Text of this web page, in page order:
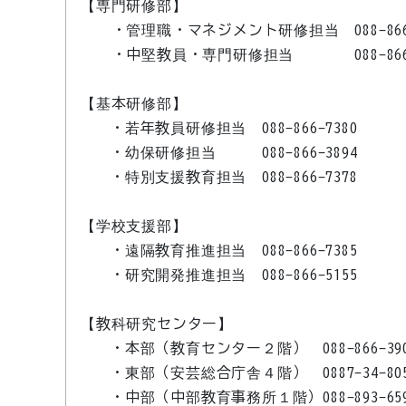
【専門研修部】
・管理職・マネジメント研修担当 088-
・中堅教員・専門研修担当 088-
【基本研修部】
・若年教員研修担当 088-866-7380
・幼保研修担当 088-866-3894
・特別支援教育担当 088-866-7378
【学校支援部】
・遠隔教育推進担当 088-866-7385
・研究開発推進担当 088-866-5155
【教科研究センター】
・本部（教育センター２階） 088-866-
・東部（安芸総合庁舎４階） 0887-34-
・中部（中部教育事務所１階）088-893-